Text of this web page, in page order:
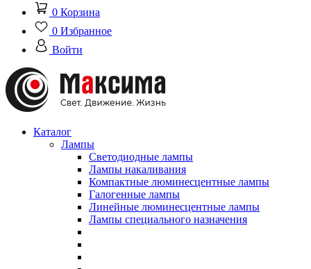
0 Корзина
0 Избранное
Войти
Каталог
Лампы
Светодиодные лампы
Лампы накаливания
Компактные люминесцентные лампы
Галогенные лампы
Линейные люминесцентные лампы
Лампы специального назначения